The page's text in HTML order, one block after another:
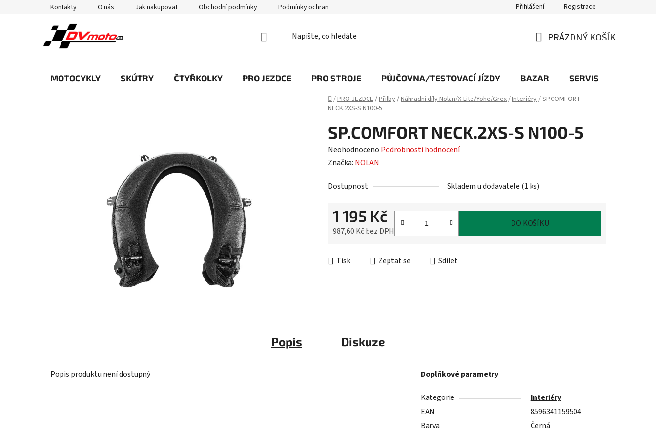
Kontakty O nás Jak nakupovat Obchodní podmínky Podmínky ochrany osobních údajů Přihlášení Registrace
KOŠÍK
PRÁZDNÝ KOŠÍK
MOTOCYKLY SKÚTRY ČTYŘKOLKY PRO JEZDCE PRO STROJE PŮJČOVNA/TESTOVACÍ JÍZDY BAZAR SERVIS
Domů
/PRO JEZDCE/Přilby/Náhradní díly Nolan/X-Lite/Yohe/Grex/Interiéry/SP.COMFORT
NECK.2XS-S N100-5
SP.COMFORT NECK.2XS-S N100-5
Průměrné
hodnocení
je
Neohodnoceno Podrobnosti hodnocení
Značka: NOLAN
Dostupnost Skladem u dodavatele (1 ks)
1 195 Kč
987,60 Kč bez DPH
DO KOŠÍKU
Tisk Zeptat se Sdílet
Popis Diskuze
Popis produktu není dostupný Doplňkové parametry
Kategorie
Interiéry
EAN
8596341159504
Barva
Černá